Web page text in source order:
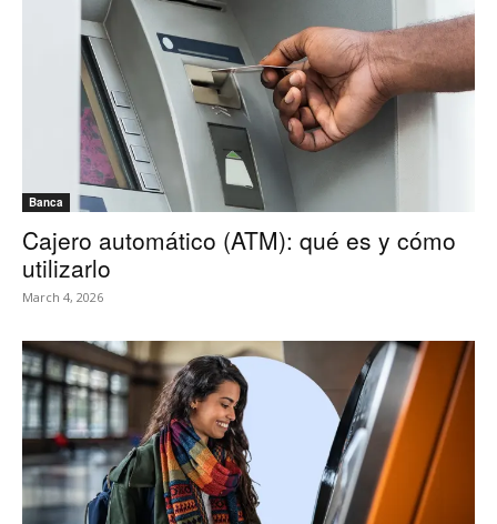
Banca
Cajero automático (ATM): qué es y cómo
utilizarlo
March 4, 2026